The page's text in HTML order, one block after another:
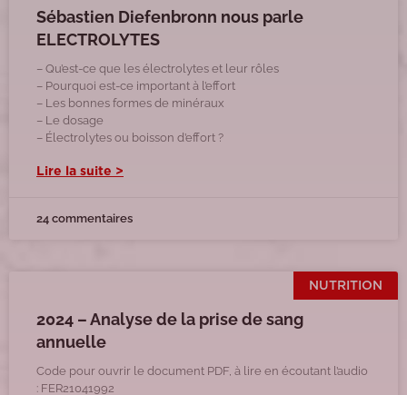
Sébastien Diefenbronn nous parle
ELECTROLYTES
– Qu’est-ce que les électrolytes et leur rôles
– Pourquoi est-ce important à l’effort
– Les bonnes formes de minéraux
– Le dosage
– Électrolytes ou boisson d’effort ?
Lire la suite >
24 commentaires
NUTRITION
2024 – Analyse de la prise de sang
annuelle
Code pour ouvrir le document PDF, à lire en écoutant l’audio
: FER21041992